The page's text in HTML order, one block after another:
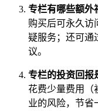
专栏有哪些额外
购买后可永久访
疑服务；还可通
议。
专栏的投资回报
花费少量费用（
业的风险，节省